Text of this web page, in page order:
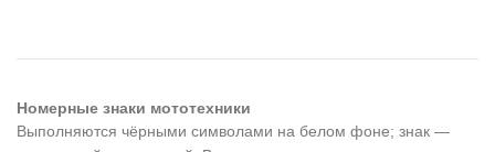
Номерные знаки мототехники
Выполняются чёрными символами на белом фоне; знак —